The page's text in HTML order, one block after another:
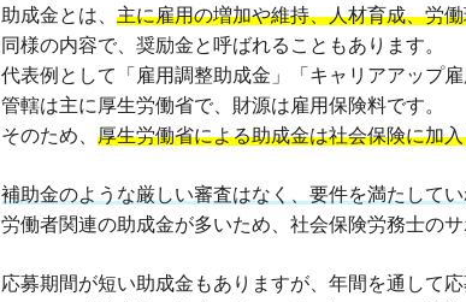
助成金とは、 主に雇用の増加や維持、人材育成、労
同様の内容で、奨励金と呼ばれることもあります。
代表例として「雇用調整助成金」「キャリアアップ
管轄は主に厚生労働省で、財源は雇用保険料です。
そのため、 厚生労働省による助成金は社会保険に加
補助金のような厳しい審査はなく、要件を満たして
労働者関連の助成金が多いため、社会保険労務士の
応募期間が短い助成金もありますが、年間を通して応